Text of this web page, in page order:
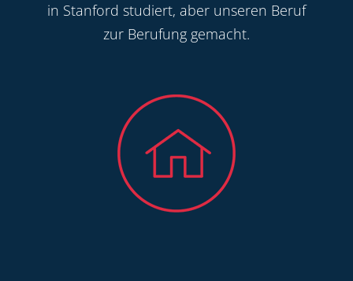
in Stanford studiert, aber unseren Beruf
zur Berufung gemacht.